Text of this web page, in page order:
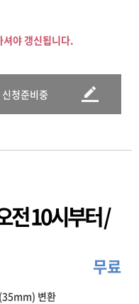
야 갱신됩니다.
신청준비중
전 10시부터 /
무료
변환